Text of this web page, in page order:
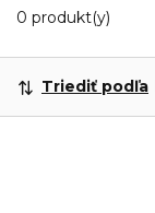
0 produkt(y)
Triediť podľa